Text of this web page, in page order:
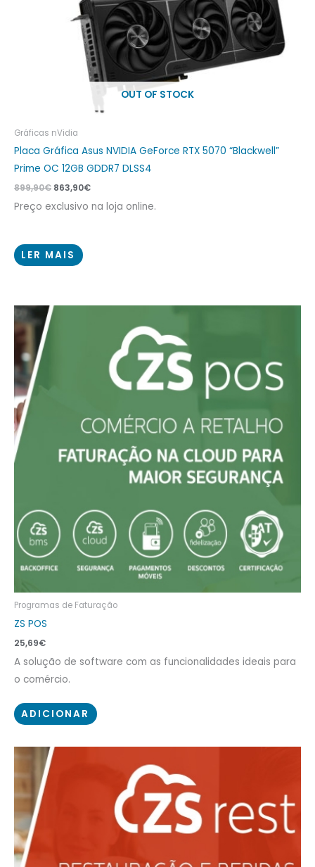
OUT OF STOCK
Gráficas nVidia
Placa Gráfica Asus NVIDIA GeForce RTX 5070 “Blackwell”
Prime OC 12GB GDDR7 DLSS4
899,90€ 863,90€
Preço exclusivo na loja online.
LER MAIS
Programas de Faturação
ZS POS
25,69€
A solução de software com as funcionalidades ideais para
o comércio.
ADICIONAR